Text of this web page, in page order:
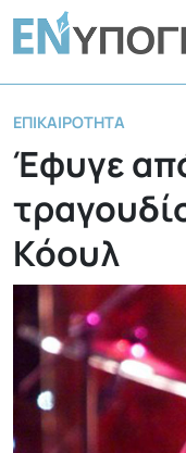
ΕΠΙΚΑΙΡΌΤΗΤΑ
Έφυγε
Κόουλ